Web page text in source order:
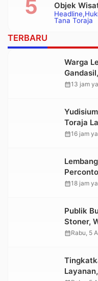
Headline
Tana Toraja
Objek
Polisi
TERBARU
Warga
calendar_month13 jam
Toraja
calendar_month16 jam
calendar_month18 jam
Publik
Stoner,
dan
calendar_monthRabu, 5